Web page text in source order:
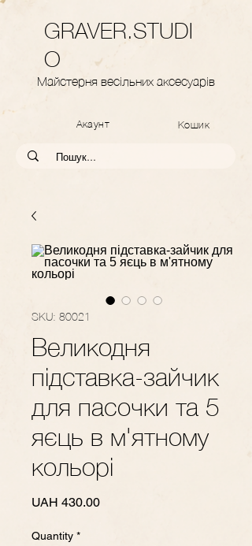
GRAVER.STUDI
O
Майстерня весільних аксесуарів
Акаунт Кошик
SKU: 80021
Великодня
підставка-зайчик
для пасочки та 5
яєць в м'ятному
кольорі
UAH 430.00Price
Quantity *